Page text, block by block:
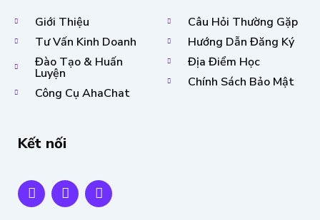
Giới Thiệu
Tư Vấn Kinh Doanh
Đào Tạo & Huấn
Luyện
Công Cụ AhaChat
Câu Hỏi Thường Gặp
Hướng Dẫn Đăng Ký
Địa Điểm Học
Chính Sách Bảo Mật
Kết nối
a
c
e
w
i
t
o
u
t